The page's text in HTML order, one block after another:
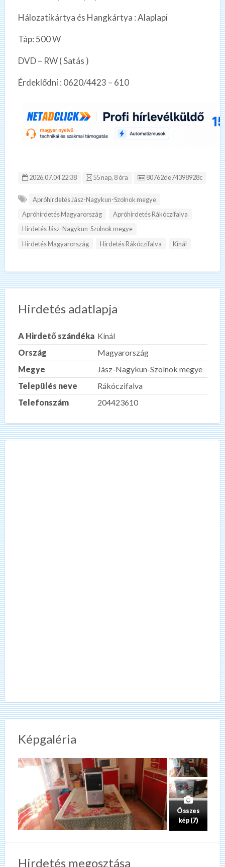
Hálozatikártya és Hangkártya : Alaplapi
Táp: 500 W
DVD – RW ( Satás )
Érdeklődni : 0620/4423 – 610
2026.07.04 22:38 55 nap, 8 óra Hirdetés ID:
80762de74398928c
Apróhirdetés Jász-Nagykun-Szolnok megye
Apróhirdetés Magyarország
Apróhirdetés Rákóczifalva
Hirdetés Jász-Nagykun-Szolnok megye
Hirdetés Magyarország
Hirdetés Rákóczifalva Kínál
Hirdetés adatlapja
A Hirdető szándéka Kínál
Ország
Magyarország
Megye
Jász-Nagykun-Szolnok megye
Település neve
Rákóczifalva
Telefonszám
204423610
Képgaléria
Összes
kép (7)
Hirdetés megosztása